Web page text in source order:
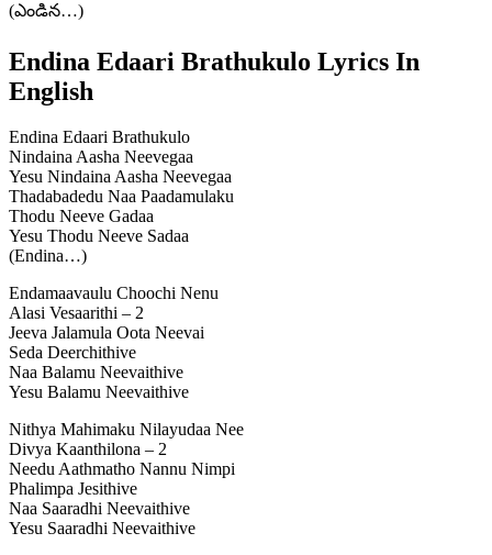
(ఎండిన…)
Endina Edaari Brathukulo Lyrics In
English
Endina Edaari Brathukulo
Nindaina Aasha Neevegaa
Yesu Nindaina Aasha Neevegaa
Thadabadedu Naa Paadamulaku
Thodu Neeve Gadaa
Yesu Thodu Neeve Sadaa
(Endina…)
Endamaavaulu Choochi Nenu
Alasi Vesaarithi – 2
Jeeva Jalamula Oota Neevai
Seda Deerchithive
Naa Balamu Neevaithive
Yesu Balamu Neevaithive
Nithya Mahimaku Nilayudaa Nee
Divya Kaanthilona – 2
Needu Aathmatho Nannu Nimpi
Phalimpa Jesithive
Naa Saaradhi Neevaithive
Yesu Saaradhi Neevaithive